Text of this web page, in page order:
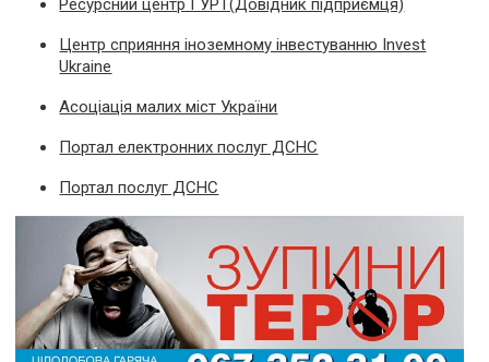
Ресурсний центр ГУРТ(Довідник підприємця)
Центр сприяння іноземному інвестуванню Invest
Ukraine
Асоціація малих міст України
Портал електронних послуг ДСНС
Портал послуг ДСНС